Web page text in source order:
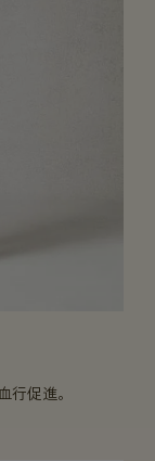
促進。